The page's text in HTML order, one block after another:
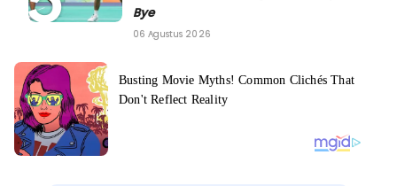
Bye
06 Agustus 2026